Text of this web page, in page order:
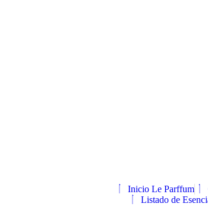
Inicio Le Parffum
Listado de